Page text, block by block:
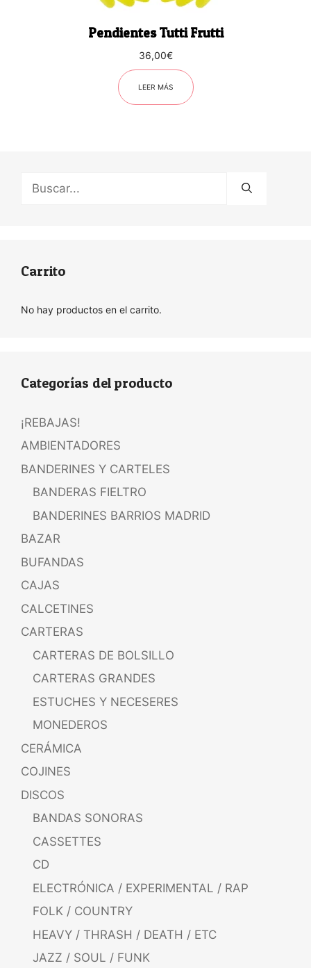
Pendientes Tutti Frutti
36,00€
LEER MÁS
Carrito
No hay productos en el carrito.
Categorías del producto
¡REBAJAS!
AMBIENTADORES
BANDERINES Y CARTELES
BANDERAS FIELTRO
BANDERINES BARRIOS MADRID
BAZAR
BUFANDAS
CAJAS
CALCETINES
CARTERAS
CARTERAS DE BOLSILLO
CARTERAS GRANDES
ESTUCHES Y NECESERES
MONEDEROS
CERÁMICA
COJINES
DISCOS
BANDAS SONORAS
CASSETTES
CD
ELECTRÓNICA / EXPERIMENTAL / RAP
FOLK / COUNTRY
HEAVY / THRASH / DEATH / ETC
JAZZ / SOUL / FUNK